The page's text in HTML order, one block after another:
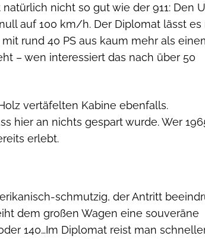
nicht so gut wie der 911: Den
auf 100 km/h. Der Diplomat lässt es
rund 40 PS aus kaum mehr als
– wen interessiert das nach über 50
vertäfelten Kabine ebenfalls.
hier an nichts gespart wurde. Wer
erlebt.
schmutzig, der Antritt
dem großen Wagen eine souveräne
140…Im Diplomat reist man